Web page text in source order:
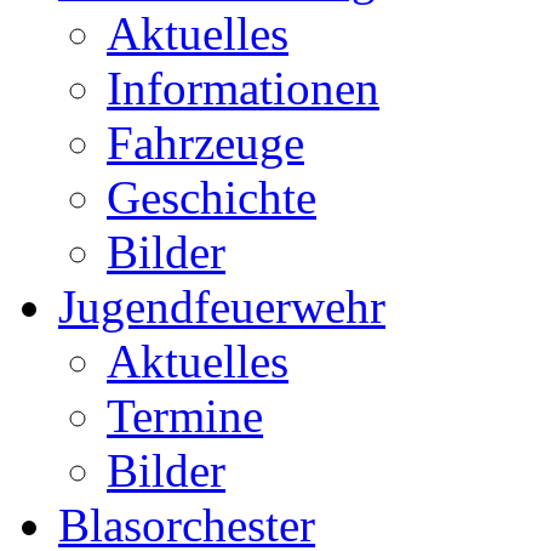
Aktuelles
Informationen
Fahrzeuge
Geschichte
Bilder
Jugendfeuerwehr
Aktuelles
Termine
Bilder
Blasorchester